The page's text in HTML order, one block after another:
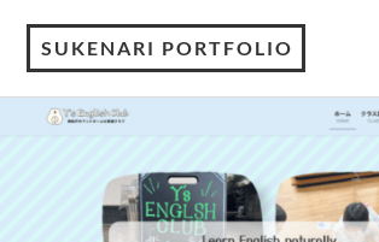
SUKENARI PORTFOLIO